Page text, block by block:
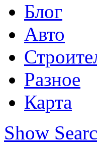
Блог
Авто
Разное
Карта
Show